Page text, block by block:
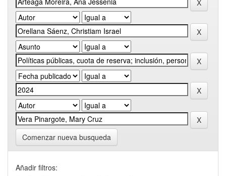
Comenzar nueva busqueda
Añadir filtros: